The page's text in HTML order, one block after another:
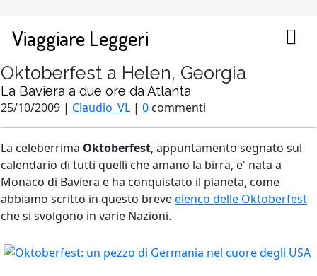
Viaggiare Leggeri
Oktoberfest a Helen, Georgia
La Baviera a due ore da Atlanta
25/10/2009 | Claudio_VL | 0 commenti
La celeberrima Oktoberfest, appuntamento segnato sul
calendario di tutti quelli che amano la birra, e' nata a
Monaco di Baviera e ha conquistato il pianeta, come
abbiamo scritto in questo breveelenco delle Oktoberfest
che si svolgono in varie Nazioni.